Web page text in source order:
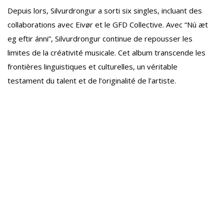
Depuis lors, Silvurdrongur a sorti six singles, incluant des
collaborations avec Eivør et le GFD Collective. Avec “Nú æt
eg eftir ánni”, Silvurdrongur continue de repousser les
limites de la créativité musicale. Cet album transcende les
frontières linguistiques et culturelles, un véritable
testament du talent et de l’originalité de l’artiste.